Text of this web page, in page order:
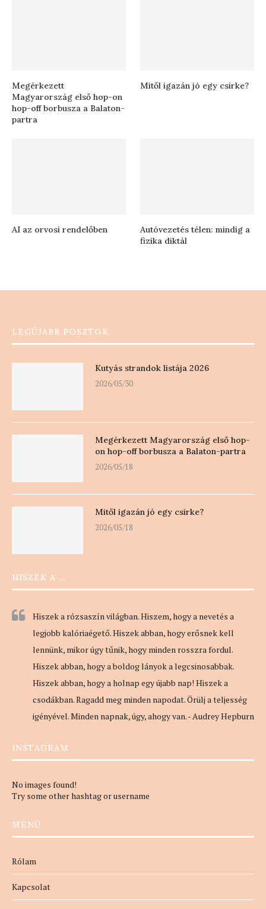
Megérkezett
Magyarország első hop-on
hop-off borbusza a Balaton-
partra
Mitől igazán jó egy csirke?
AI az orvosi rendelőben
Autóvezetés télen: mindig a
fizika diktál
LEGÚJABB POSZTOK
Kutyás strandok listája 2026
2026/05/30
Megérkezett Magyarország első hop-
on hop-off borbusza a Balaton-partra
2026/05/18
Mitől igazán jó egy csirke?
2026/05/18
HISZEK A …
Hiszek a rózsaszín világban. Hiszem, hogy a nevetés a
legjobb kalóriaégető. Hiszek abban, hogy erősnek kell
lennünk, mikor úgy tűnik, hogy minden rosszra fordul.
Hiszek abban, hogy a boldog lányok a legcsinosabbak.
Hiszek abban, hogy a holnap egy újabb nap! Hiszek a
csodákban. Ragadd meg minden napodat. Örülj a teljesség
igényével. Minden napnak, úgy, ahogy van. - Audrey Hepburn
INSTAGRAM
No images found!
Try some other hashtag or username
MENÜ
Rólam
Kapcsolat